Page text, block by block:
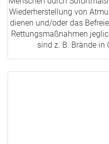
Wiederherstellung von
dienen und/oder das
Rettungsmaßnahmen
sind z. B. Brände in